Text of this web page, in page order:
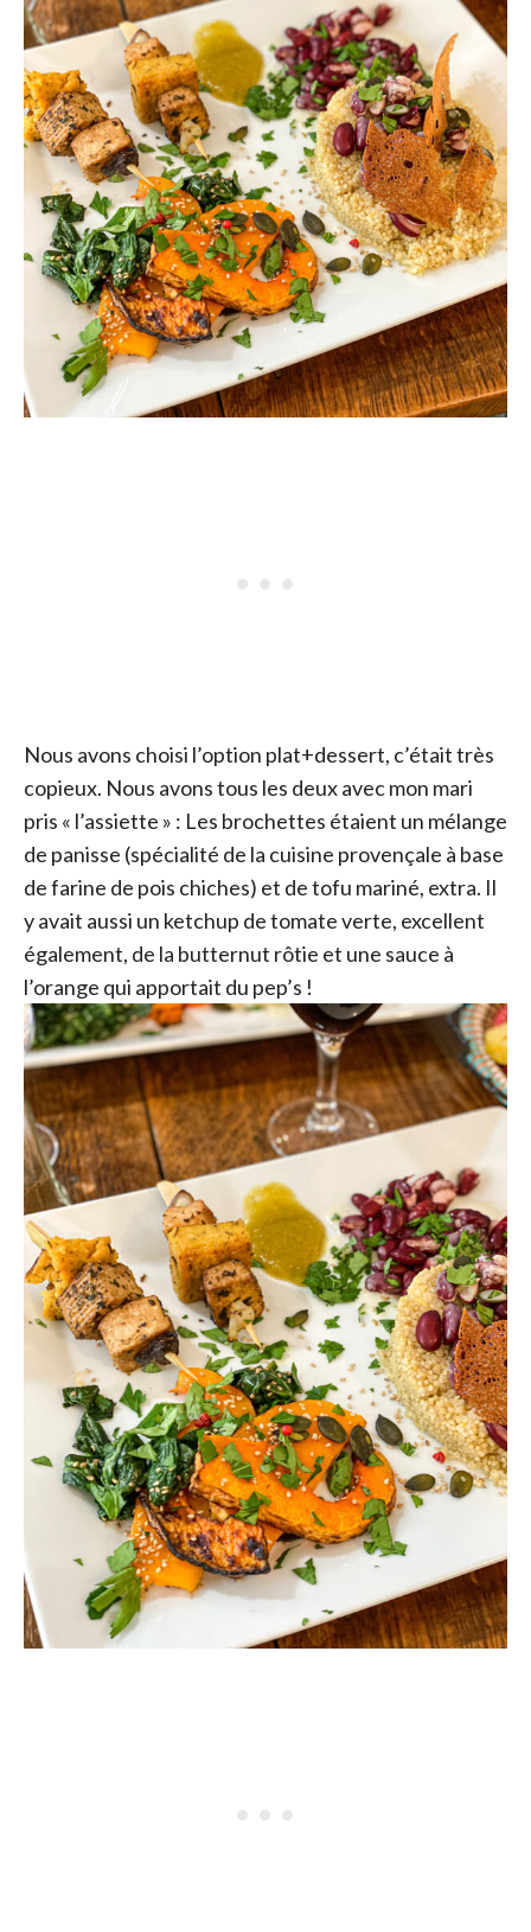
Nous avons choisi l’option plat+dessert, c’était très
copieux. Nous avons tous les deux avec mon mari
pris « l’assiette » : Les brochettes étaient un mélange
de panisse (spécialité de la cuisine provençale à base
de farine de pois chiches) et de tofu mariné, extra. Il
y avait aussi un ketchup de tomate verte, excellent
également, de la butternut rôtie et une sauce à
l’orange qui apportait du pep’s !